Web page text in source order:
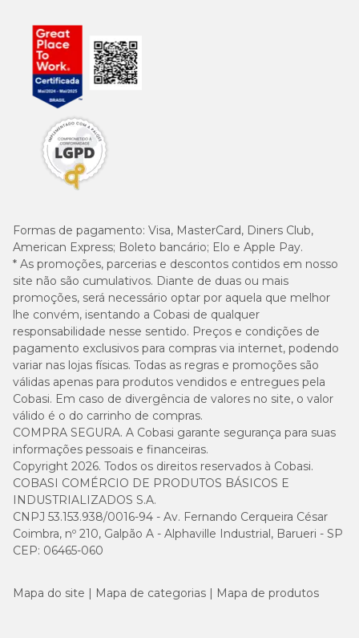
Formas de pagamento: Visa, MasterCard, Diners Club,
American Express; Boleto bancário; Elo e Apple Pay.
* As promoções, parcerias e descontos contidos em nosso
site não são cumulativos. Diante de duas ou mais
promoções, será necessário optar por aquela que melhor
lhe convém, isentando a Cobasi de qualquer
responsabilidade nesse sentido. Preços e condições de
pagamento exclusivos para compras via internet, podendo
variar nas lojas físicas. Todas as regras e promoções são
válidas apenas para produtos vendidos e entregues pela
Cobasi. Em caso de divergência de valores no site, o valor
válido é o do carrinho de compras.
COMPRA SEGURA. A Cobasi garante segurança para suas
informações pessoais e financeiras.
Copyright 2026. Todos os direitos reservados à Cobasi.
COBASI COMÉRCIO DE PRODUTOS BÁSICOS E
INDUSTRIALIZADOS S.A.
CNPJ 53.153.938/0016-94 - Av. Fernando Cerqueira César
Coimbra, nº 210, Galpão A - Alphaville Industrial, Barueri - SP
CEP: 06465-060
Mapa do site Mapa de categorias Mapa de produtos